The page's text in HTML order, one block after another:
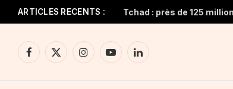
ARTICLES RECENTS :
Facebook
X
InstagramYouTubeLinkedIn